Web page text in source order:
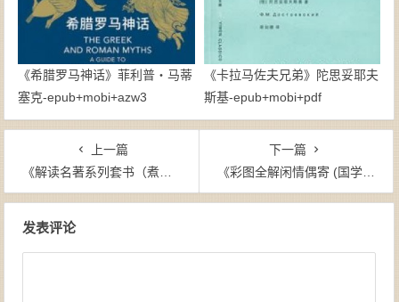
《希腊罗马神话》菲利普・马蒂
塞克-epub+mobi+azw3
《卡拉马佐夫兄弟》陀思妥耶夫
斯基-epub+mobi+pdf
上一篇
《解读名著系列套书（煮酒探西游+博弈三国）》吴闲云（作者）-epub+mobi+azw3
下一篇
《彩图全解闲情偶寄 (国学典藏) 》[清]李渔（作者）-epub+mobi
发表评论